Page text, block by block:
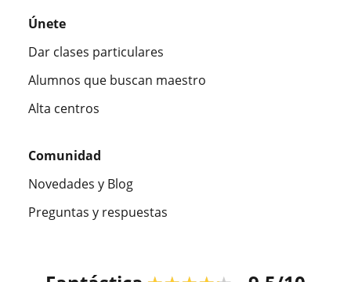
Únete
Dar clases particulares
Alumnos que buscan maestro
Alta centros
Comunidad
Novedades y Blog
Preguntas y respuestas